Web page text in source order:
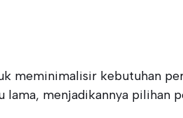
meminimalisir kebutuhan
menjadikannya pilihan